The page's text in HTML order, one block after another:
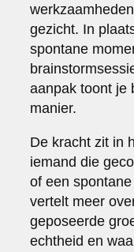
gezicht. In
spontane
aanpak toont je
manier.
De kracht zit in
iemand die
of een
vertelt meer
geposeerde
echtheid en